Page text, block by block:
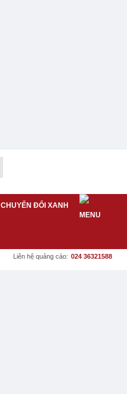
CHUYỂN ĐỔI XANH
Liên hệ quảng cáo: 024 36321588